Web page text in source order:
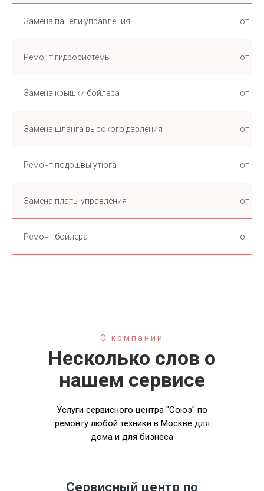
Замена панели управления от 1
Ремонт гидросистемы от 1
Замена крышки бойлера от 1
Замена шланга высокого давления от 1
Ремонт подошвы утюга от 1
Замена платы управления от 2
Ремонт бойлера от 2
Несколько слов о
нашем сервисе
Услуги сервисного центра "Союз" по
ремонту любой техники в Москве для
дома и для бизнеса
О компании
Сервисный центр по